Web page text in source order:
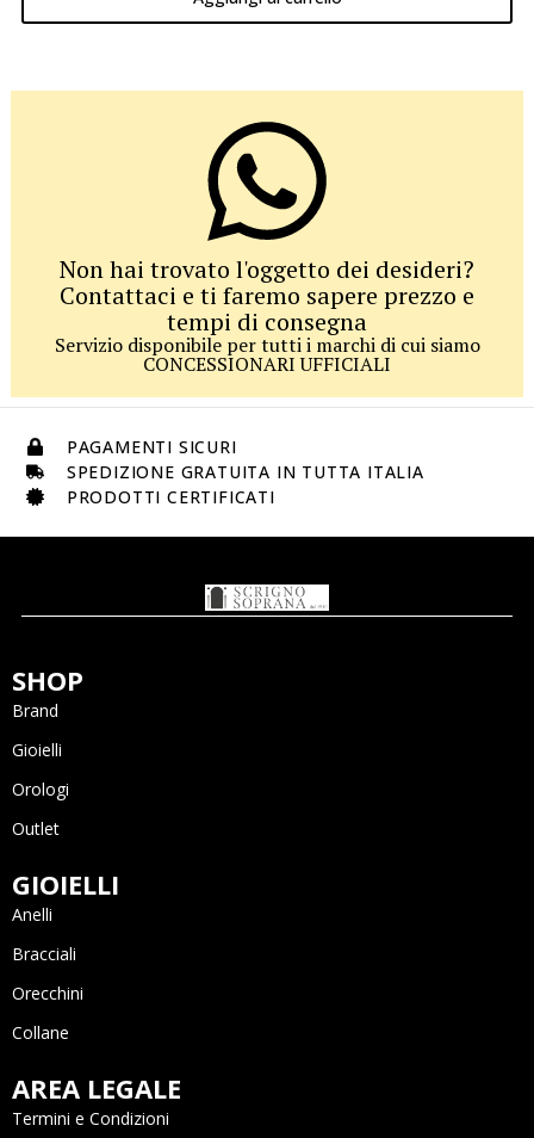
Non hai trovato l'oggetto dei desideri?
Contattaci e ti faremo sapere prezzo e
tempi di consegna
Servizio disponibile per tutti i marchi di cui siamo
CONCESSIONARI UFFICIALI
PAGAMENTI SICURI
SPEDIZIONE GRATUITA IN TUTTA ITALIA
PRODOTTI CERTIFICATI
SHOP
Brand
Gioielli
Orologi
Outlet
GIOIELLI
Anelli
Bracciali
Orecchini
Collane
AREA LEGALE
Termini e Condizioni